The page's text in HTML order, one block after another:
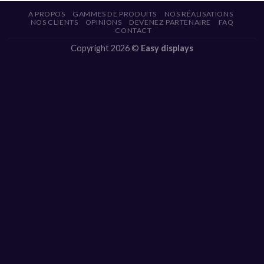
A PROPOS GAMMES DE PRODUITS
NOS RÉALISATIONS
NOS CLIENTS
OPINIONS DEVENEZ PARTENAIRE
FAQ
CONTACT
Copyright 2026 © Easy displays